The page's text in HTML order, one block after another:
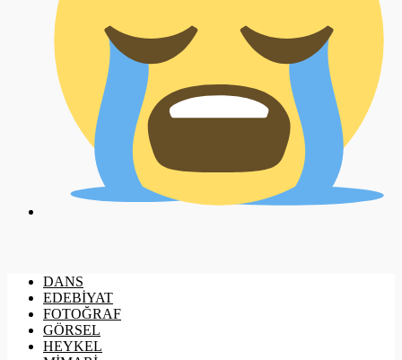
DANS
EDEBİYAT
FOTOĞRAF
GÖRSEL
HEYKEL